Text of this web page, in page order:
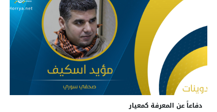
دفاعاً عن المعرفة كمعيار